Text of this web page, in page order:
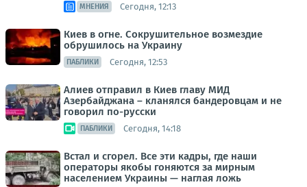
МНЕНИЯ Сегодня, 12:13
Киев в огне. Сокрушительное возмездие
обрушилось на Украину
ПАБЛИКИ Сегодня, 12:53
Алиев отправил в Киев главу МИД
Азербайджана – кланялся бандеровцам и не
говорил по-русски
ПАБЛИКИ Сегодня, 14:18
Встал и сгорел. Все эти кадры, где наши
операторы якобы гоняются за мирным
населением Украины — наглая ложь